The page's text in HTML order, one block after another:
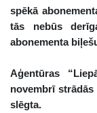
spēkā
tās nebūs
abonementa
Aģentūras
novembrī
slēgta.